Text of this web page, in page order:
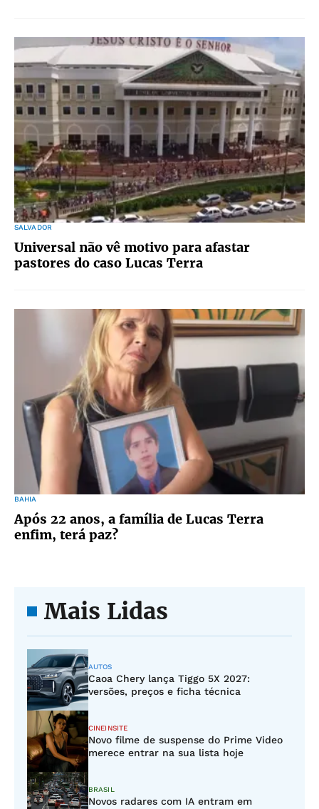
SALVADOR
Universal não vê motivo para afastar
pastores do caso Lucas Terra
BAHIA
Após 22 anos, a família de Lucas Terra
enfim, terá paz?
Mais Lidas
AUTOS
Caoa Chery lança Tiggo 5X 2027:
versões, preços e ficha técnica
CINEINSITE
Novo filme de suspense do Prime Video
merece entrar na sua lista hoje
BRASIL
Novos radares com IA entram em